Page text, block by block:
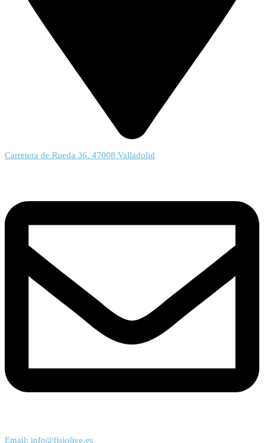
Carretera de Rueda 36. 47008 Valladolid
Email: info@fisiolive.es